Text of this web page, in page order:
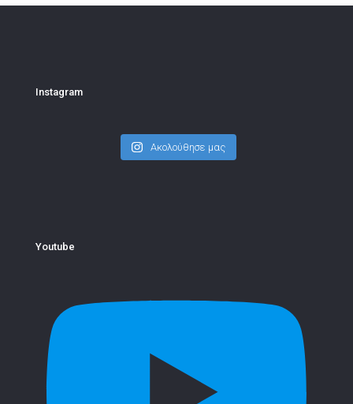
Instagram
Ακολούθησε μας
Youtube